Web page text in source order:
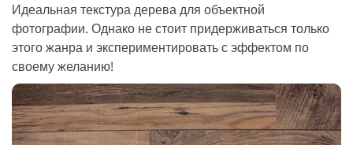
Идеальная текстура дерева для объектной
фотографии. Однако не стоит придерживаться только
этого жанра и экспериментировать с эффектом по
своему желанию!